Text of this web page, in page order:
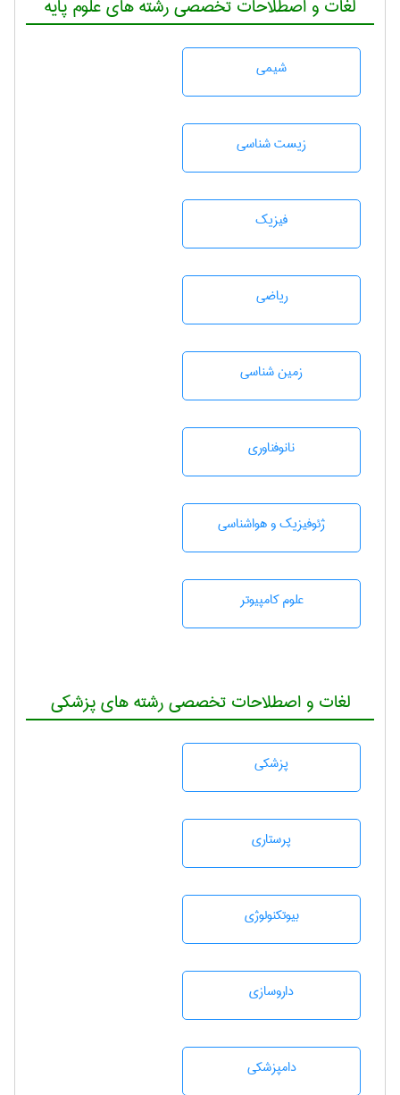
لغات و اصطلاحات تخصصی رشته های علوم پایه
شيمی
زيست شناسی
فیزیک
رياضی
زمين شناسی
نانوفناوری
ژئوفيزيك و هواشناسی
علوم کامپیوتر
لغات و اصطلاحات تخصصی رشته های پزشکی
پزشكی
پرستاری
بيوتكنولوژی
داروسازی
دامپزشكی